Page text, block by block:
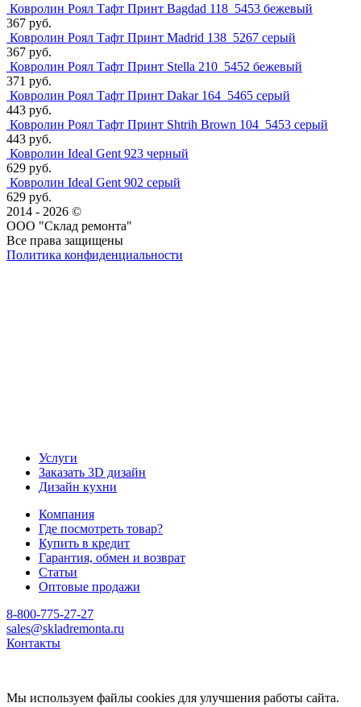
Ковролин Роял Тафт Принт Bagdad 118_5453 бежевый
367 руб.
Ковролин Роял Тафт Принт Madrid 138_5267 серый
367 руб.
Ковролин Роял Тафт Принт Stella 210_5452 бежевый
371 руб.
Ковролин Роял Тафт Принт Dakar 164_5465 серый
443 руб.
Ковролин Роял Тафт Принт Shtrih Brown 104_5453 серый
443 руб.
Ковролин Ideal Gent 923 черный
629 руб.
Ковролин Ideal Gent 902 серый
629 руб.
2014 - 2026 ©
ООО "Склад ремонта"
Все права защищены
Политика конфиденциальности
Услуги
Заказать 3D дизайн
Дизайн кухни
Компания
Где посмотреть товар?
Купить в кредит
Гарантия, обмен и возврат
Статьи
Оптовые продажи
8-800-775-27-27
sales@skladremonta.ru
Контакты
Мы используем файлы cookies для улучшения работы сайта.